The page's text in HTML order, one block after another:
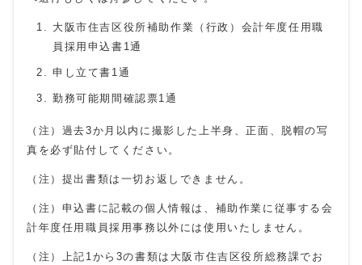
大阪市住吉区役所補助作業（行政）会計年度任用職
員採用申込書1通
申し立て書1通
勤務可能期間確認票1通
（注）過去3か月以内に撮影した上半身、正面、脱帽の写
真を必ず貼付してください。
（注）提出書類は一切お返しできません。
（注）申込書に記載の個人情報は、補助作業に従事する会
計年度任用職員採用事務以外には使用いたしません。
（注）上記1から3の書類は大阪市住吉区役所総務課でお